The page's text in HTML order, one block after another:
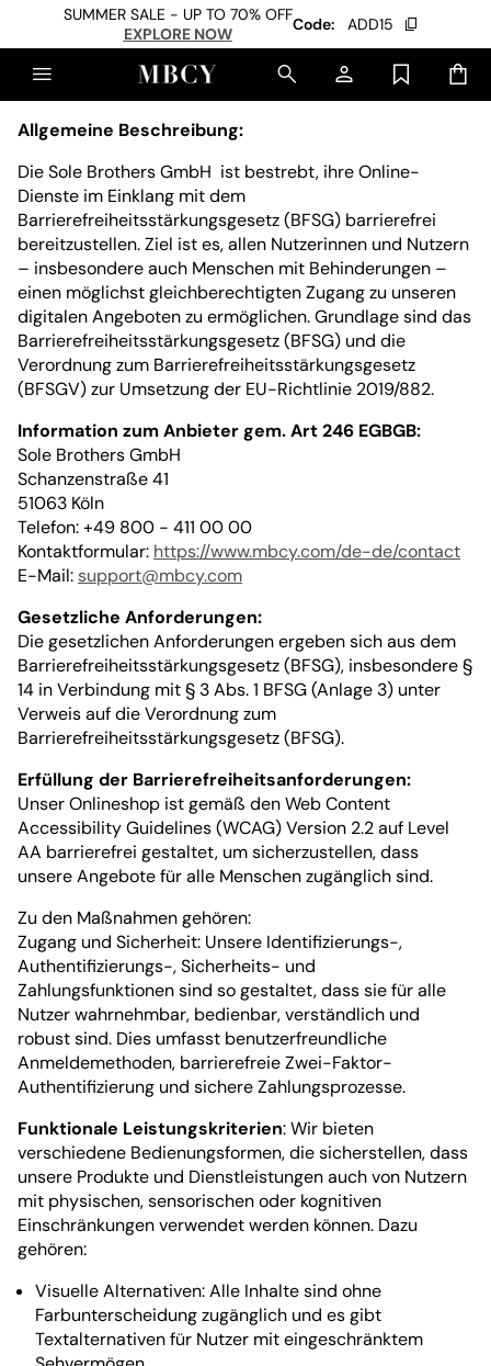
SUMMER SALE - UP TO 70% OFF
EXPLORE NOW
Code: ADD15
Allgemeine Beschreibung:
Die Sole Brothers GmbH ist bestrebt, ihre Online-
Dienste im Einklang mit dem
Barrierefreiheitsstärkungsgesetz (BFSG) barrierefrei
bereitzustellen. Ziel ist es, allen Nutzerinnen und Nutzern
– insbesondere auch Menschen mit Behinderungen –
einen möglichst gleichberechtigten Zugang zu unseren
digitalen Angeboten zu ermöglichen. Grundlage sind das
Barrierefreiheitsstärkungsgesetz (BFSG) und die
Verordnung zum Barrierefreiheitsstärkungsgesetz
(BFSGV) zur Umsetzung der EU-Richtlinie 2019/882.
Information zum Anbieter gem. Art 246 EGBGB:
Sole Brothers GmbH
Schanzenstraße 41
51063 Köln
Telefon: +49 800 - 411 00 00
Kontaktformular: https://www.mbcy.com/de-de/contact
E-Mail: support@mbcy.com
Gesetzliche Anforderungen:
Die gesetzlichen Anforderungen ergeben sich aus dem
Barrierefreiheitsstärkungsgesetz (BFSG), insbesondere §
14 in Verbindung mit § 3 Abs. 1 BFSG (Anlage 3) unter
Verweis auf die Verordnung zum
Barrierefreiheitsstärkungsgesetz (BFSG).
Erfüllung der Barrierefreiheitsanforderungen:
Unser Onlineshop ist gemäß den Web Content
Accessibility Guidelines (WCAG) Version 2.2 auf Level
AA barrierefrei gestaltet, um sicherzustellen, dass
unsere Angebote für alle Menschen zugänglich sind.
Zu den Maßnahmen gehören:
Zugang und Sicherheit: Unsere Identifizierungs-,
Authentifizierungs-, Sicherheits- und
Zahlungsfunktionen sind so gestaltet, dass sie für alle
Nutzer wahrnehmbar, bedienbar, verständlich und
robust sind. Dies umfasst benutzerfreundliche
Anmeldemethoden, barrierefreie Zwei-Faktor-
Authentifizierung und sichere Zahlungsprozesse.
Funktionale Leistungskriterien: Wir bieten
verschiedene Bedienungsformen, die sicherstellen, dass
unsere Produkte und Dienstleistungen auch von Nutzern
mit physischen, sensorischen oder kognitiven
Einschränkungen verwendet werden können. Dazu
gehören:
Visuelle Alternativen: Alle Inhalte sind ohne
Farbunterscheidung zugänglich und es gibt
Textalternativen für Nutzer mit eingeschränktem